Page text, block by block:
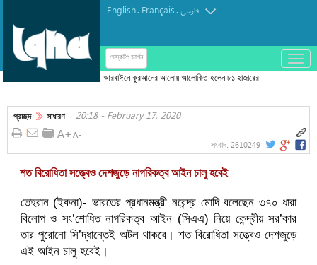
English. Français.فارسی
ডেস্কটপ ভার্শন
باز
و
کردن
আরবাঈনে কুরআনের আলোয় আলোকিত হলেন ৮১ হাজারের
প্রচ্ছদ সাধারণ 20:18 - February 17, 2020
সংবাদ: 2610249
শত বিরোধিতা সত্ত্বেও দেশজুড়ে নাগরিকত্ব আইন চালু হবেই
তেহরান (ইকনা)- ভারতের প্রধানমন্ত্রী নরেন্দ্র মোদি বলেছেন ৩৭০ ধারা
বিলোপ ও সং’শোধিত নাগরিকত্ব আইন (সিএএ) নিয়ে কেন্দ্রীয় সর’কার
তার পুরোনো সি’দ্ধান্তেই অটল থাকবে। শত বিরোধিতা সত্ত্বেও দেশজুড়ে
এই আইন চালু হবেই।